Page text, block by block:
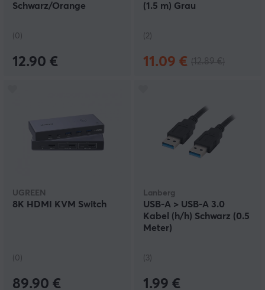
Schwarz/Orange
(0)
12.90 €
(1.5 m) Grau
(2)
11.09 €
UGREEN
8K HDMI KVM Switch
(0)
89.90 €
Lanberg
USB-A > USB-A 3.0
Kabel (h/h) Schwarz (0.5
Meter)
(3)
1.99 €